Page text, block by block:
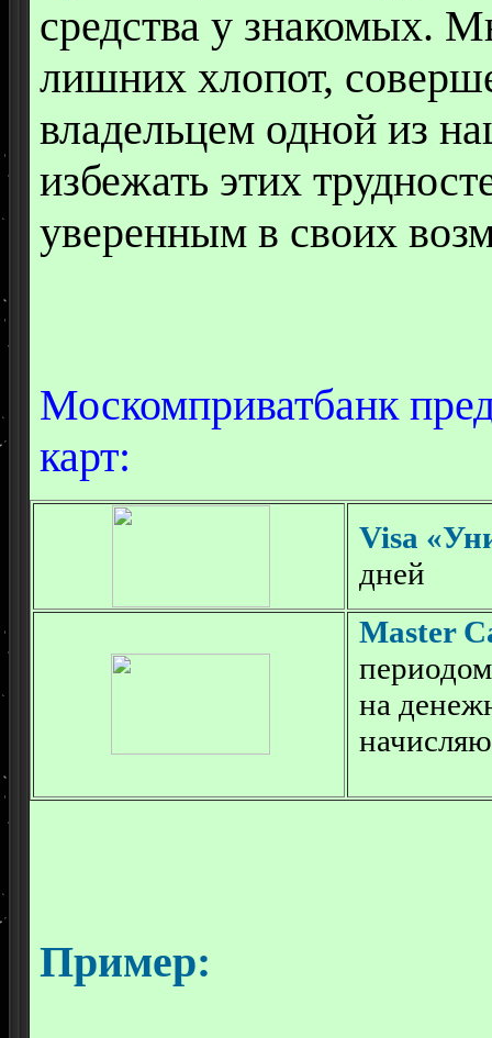
средства у знакомых.
лишних хлопот,
владельцем одной из
избежать этих
уверенным в своих
Москомприватбанк
карт:
Visa
дней
Master
на
Пример: